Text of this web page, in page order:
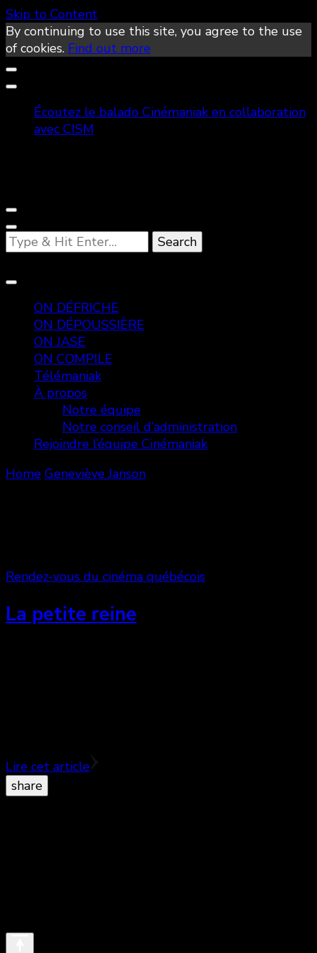
Skip to Content
By continuing to use this site, you agree to the use
of cookies. Find out more
Écoutez le balado Cinémaniak en collaboration
avec CISM
Looking
for
ON DÉFRICHE
ON DÉPOUSSIÈRE
ON JASE
ON COMPILE
Télémaniak
À propos
Notre équipe
Notre conseil d’administration
Rejoindre l’équipe Cinémaniak
Home Geneviève Janson
Rendez-vous du cinéma québécois
La petite reine
Lire cet article
share